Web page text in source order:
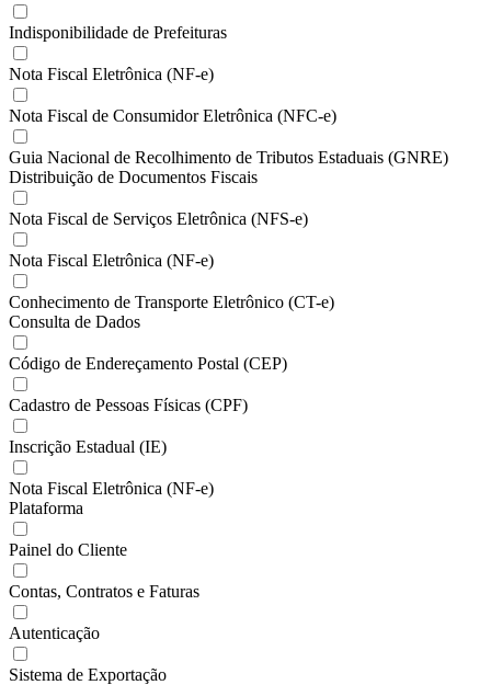
Indisponibilidade de Prefeituras
Nota Fiscal Eletrônica (NF-e)
Nota Fiscal de Consumidor Eletrônica (NFC-e)
Guia Nacional de Recolhimento de Tributos Estaduais (GNRE)
Distribuição de Documentos Fiscais
Nota Fiscal de Serviços Eletrônica (NFS-e)
Nota Fiscal Eletrônica (NF-e)
Conhecimento de Transporte Eletrônico (CT-e)
Consulta de Dados
Código de Endereçamento Postal (CEP)
Cadastro de Pessoas Físicas (CPF)
Inscrição Estadual (IE)
Nota Fiscal Eletrônica (NF-e)
Plataforma
Painel do Cliente
Contas, Contratos e Faturas
Autenticação
Sistema de Exportação